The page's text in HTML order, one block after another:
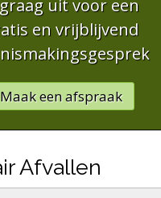
uit voor een
en vrijblijvend
Maak een afspraak
Afvallen